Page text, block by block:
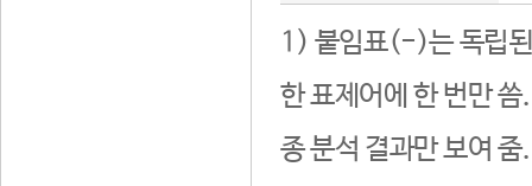
1) 붙임표(-)는 독립된
한 표제어에 한 번만
종 분석 결과만 보여